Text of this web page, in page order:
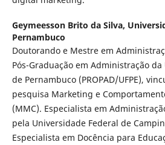
Geymeesson Brito da Silva,
Pernambuco
Doutorando e Mestre em
Pós-Graduação em Administração
de Pernambuco (PROPAD/UFPE),
pesquisa Marketing e
(MMC). Especialista em
pela Universidade Federal de
Especialista em Docência para